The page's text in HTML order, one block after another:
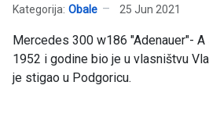
Kategorija: Obale 25 Jun 2021
Mercedes 300 w186 "Adenauer"-
1952 i godine bio je u vlasništvu
je stigao u Podgoricu.